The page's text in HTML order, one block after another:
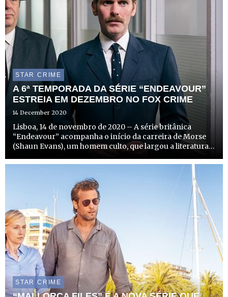
STAR CRIME
A 6ª TEMPORADA DA SÉRIE “ENDEAVOUR”
ESTREIA EM DEZEMBRO NO FOX CRIME
14 December 2020
Lisboa, 14 de novembro de 2020 – A série britânica
“Endeavour” acompanha o início da carreira de Morse
(Shaun Evans), um homem culto, que largou a literatura
por se tornar no famoso e imortal Inspetor Endeavour
STAR CRIME